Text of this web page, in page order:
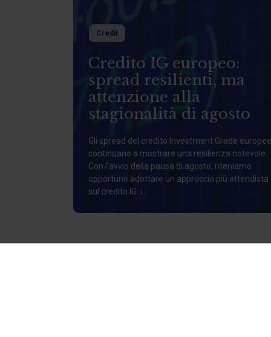
Credit
Credito IG europeo:
spread resilienti, ma
attenzione alla
stagionalità di agosto
Gli spread del credito Investment Grade europeo
continuano a mostrare una resilienza notevole.
Con l’avvio della pausa di agosto, riteniamo
opportuno adottare un approccio più attendista
sul credito IG: i...